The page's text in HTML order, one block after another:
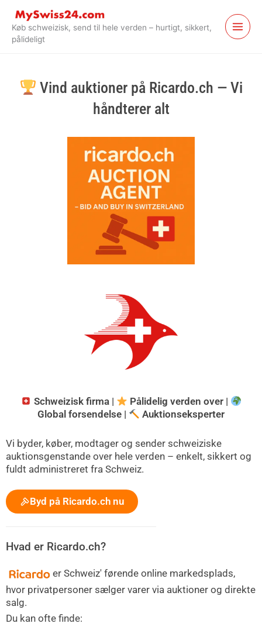
indholdKøb schweizisk, send til hele verden – hurtigt, sikkert,
pålideligt
Vind auktioner på Ricardo.ch — Vi
håndterer alt
Schweizisk firma |
Pålidelig verden over |
Global forsendelse |
Auktionseksperter
Vi byder, køber, modtager og sender schweiziske
auktionsgenstande over hele verden – enkelt, sikkert og
fuldt administreret fra Schweiz.
Byd på Ricardo.ch nu
Hvad er Ricardo.ch?
er Schweiz' førende online markedsplads,
hvor privatpersoner sælger varer via auktioner og direkte
salg.
Du kan ofte finde: